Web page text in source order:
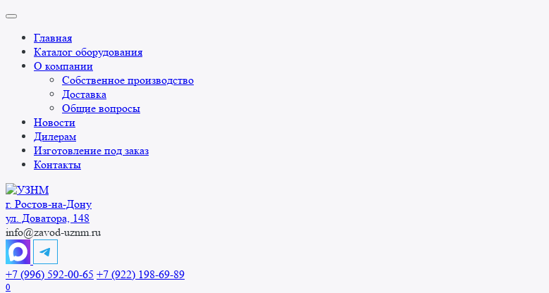
Перейти
содержанию
Главная
Каталог оборудования
О компании
Собственное производство
Доставка
Общие вопросы
Новости
Дилерам
Изготовление под заказ
Контакты
г. Ростов-на-Дону
ул. Доватора, 148
info@zavod-uznm.ru
+7 (996) 592-00-65 +7 (922) 198-69-89
0